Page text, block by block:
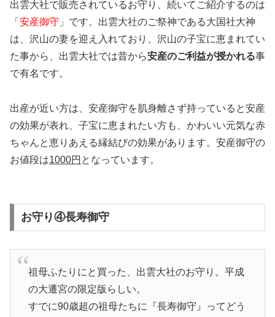
出雲大社で販売されているお守り、続いてご紹介するのは
「 安産御守 」です。出雲大社のご祭神である大国社大神
は、沢山の妻を迎え入れており、沢山の子宝に恵まれてい
た事から、出雲大社では昔から安産のご利益が授かれる事
で有名です。
出産が近い方は、安産御守を肌身離さず持っていると安産
の効果が表れ、子宝に恵まれたい方も、かわいい元気な赤
ちゃんと恵りあえる縁結びの効果があります。安産御守の
お値段は1000円 となっています。
お守り④長寿御守
祖母ふたりにと買った、出雲大社のお守り。平成
の大遷宮の限定版らしい。
すでに90歳超の祖母たちに『長寿御守』ってどう